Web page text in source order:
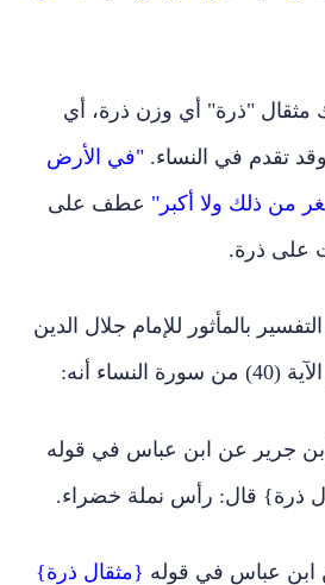
"ذرة" أي وزن ذرة، أي
تقدم في النساء. "في الأرض
من ذلك ولا أكبر" عطف على
على ذرة.
بالمأثور للإمام جلال الدين
أنه:
جرير عن ابن عباس في قوله
ذرة} قال: رأس نملة خضراء.
ابن عباس في قوله {مثقال ذرة}